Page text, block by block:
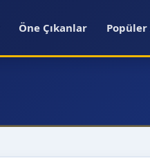
Öne Çıkanlar